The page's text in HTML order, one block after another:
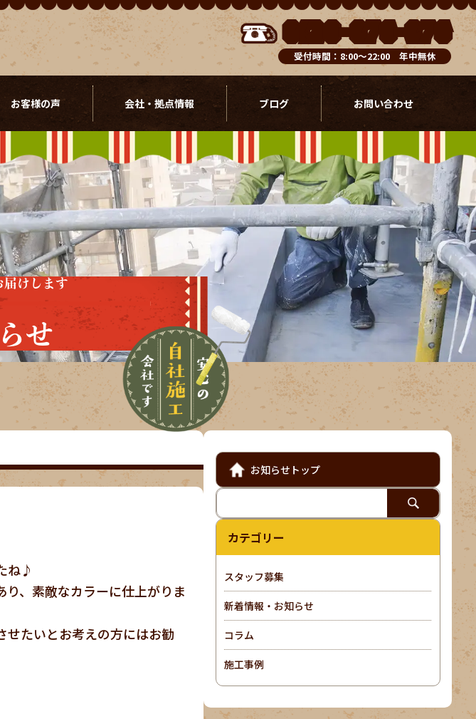
0120-076-976
受付時間：8:00～22:00 年中無休
お客様の声 会社・拠点情報 ブログ お問い合わせ
届けします
せ
ね♪
、素敵なカラーに仕上がりま
せたいとお考えの方にはお勧
お知らせトップ
カテゴリー
スタッフ募集
新着情報・お知らせ
コラム
施工事例